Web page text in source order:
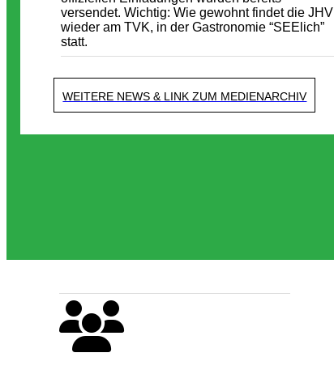
versendet. Wichtig: Wie gewohnt findet die JHV
wieder am TVK, in der Gastronomie “SEElich”
statt.
WEITERE NEWS & LINK ZUM MEDIENARCHIV